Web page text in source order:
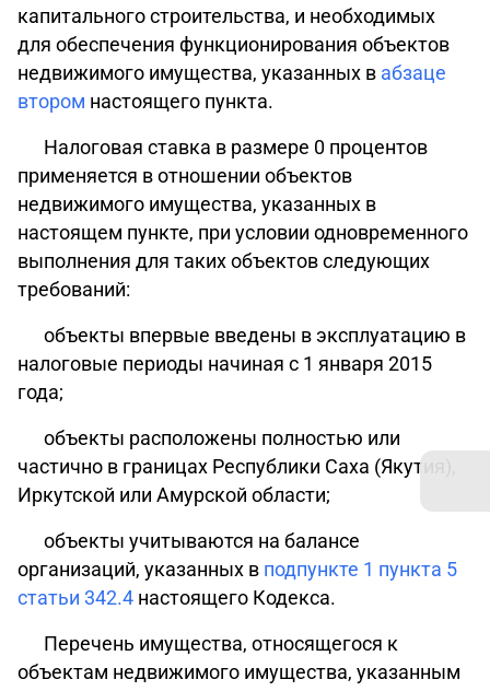
капитального строительства, и необходимых
для обеспечения функционирования объектов
недвижимого имущества, указанных в абзаце
втором настоящего пункта.
Налоговая ставка в размере 0 процентов
применяется в отношении объектов
недвижимого имущества, указанных в
настоящем пункте, при условии одновременного
выполнения для таких объектов следующих
требований:
объекты впервые введены в эксплуатацию в
налоговые периоды начиная с 1 января 2015
года;
объекты расположены полностью или
частично в границах Республики Саха (Якутия),
Иркутской или Амурской области;
объекты учитываются на балансе
организаций, указанных в подпункте 1 пункта 5
статьи 342.4 настоящего Кодекса.
Перечень имущества, относящегося к
объектам недвижимого имущества, указанным